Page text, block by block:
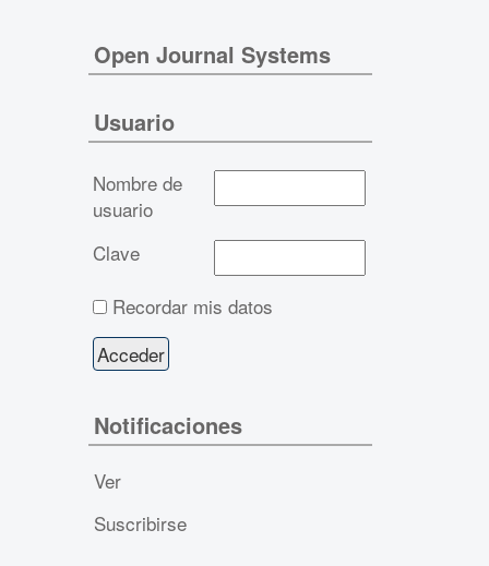
Open Journal Systems
Usuario
Nombre de
usuario
Clave
Recordar mis datos
Notificaciones
Ver
Suscribirse